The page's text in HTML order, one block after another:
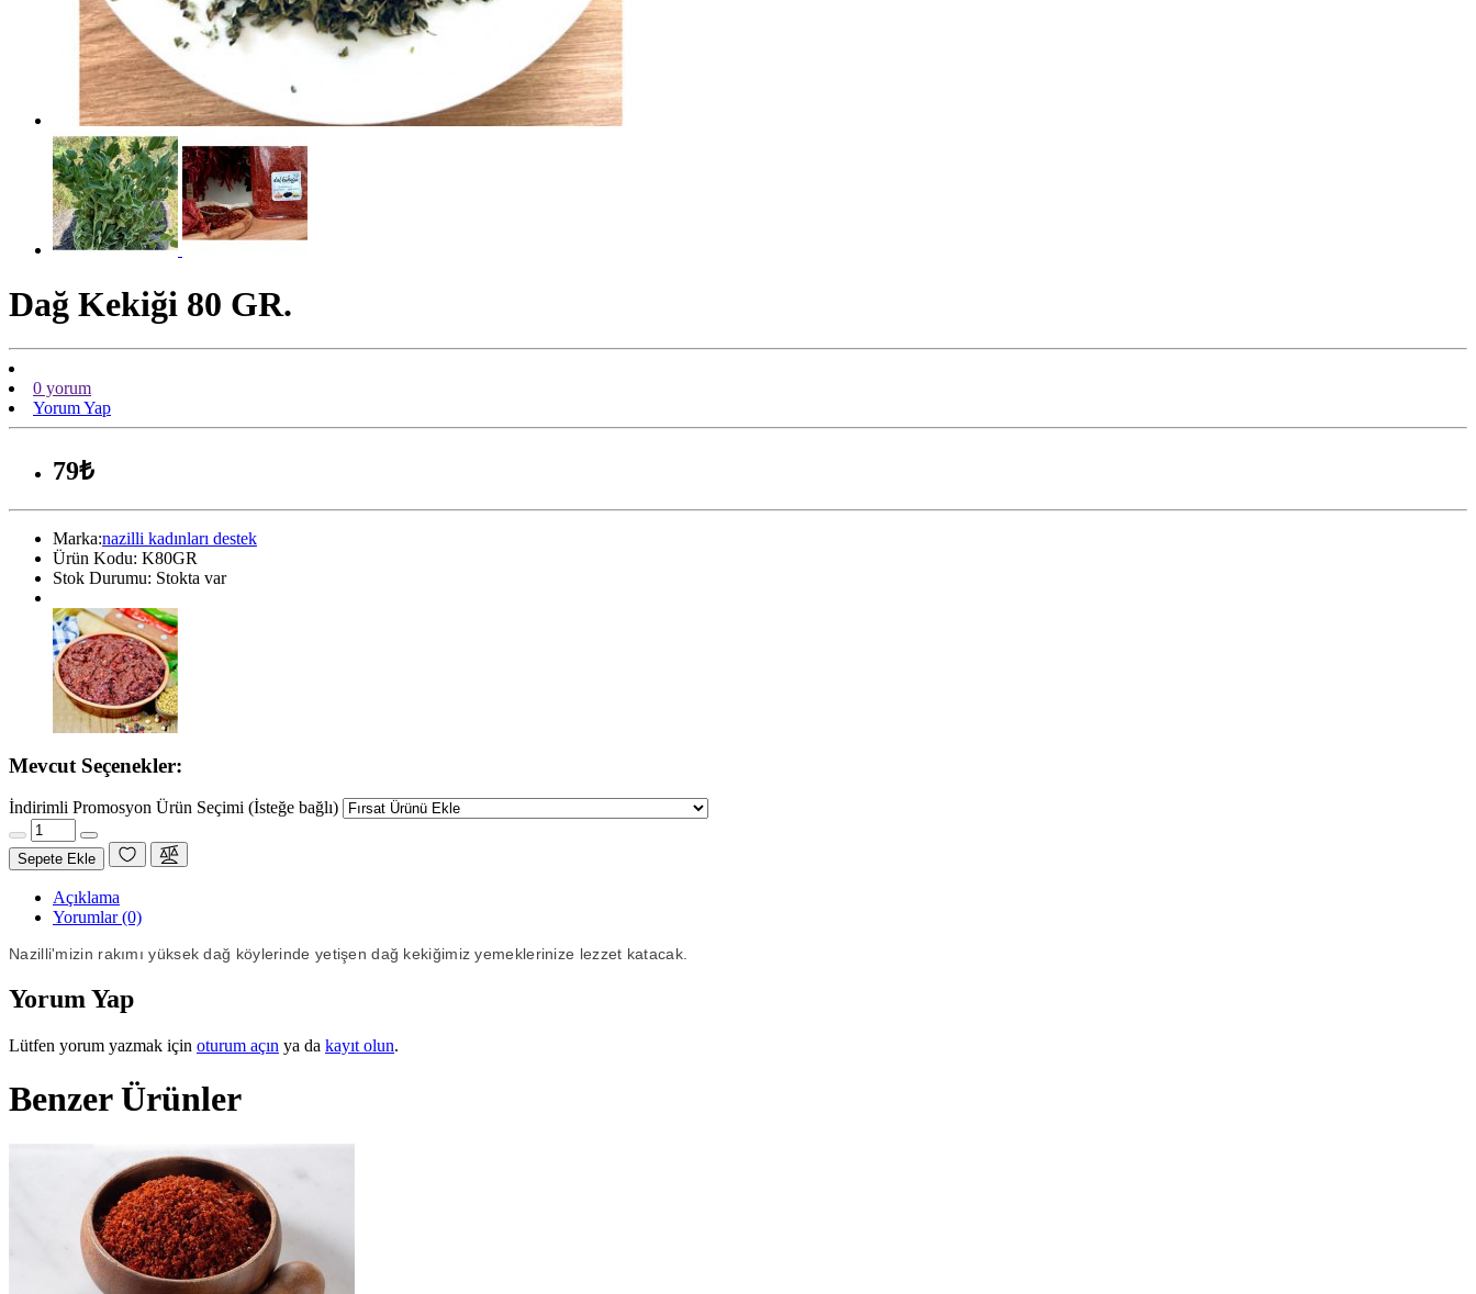
Dağ Kekiği 80 GR.
0 yorum
Yorum Yap
79₺
Marka:nazilli kadınları destek
Ürün Kodu: K80GR
Stok Durumu: Stokta var
Mevcut Seçenekler:
İndirimli Promosyon Ürün Seçimi (İsteğe bağlı)
Sepete Ekle
Açıklama
Yorumlar (0)
Nazilli'mizin rakımı yüksek dağ köylerinde yetişen dağ kekiğimiz yemeklerinize lezzet katacak.
Yorum Yap
Lütfen yorum yazmak için oturum açın ya da kayıt olun.
Benzer Ürünler